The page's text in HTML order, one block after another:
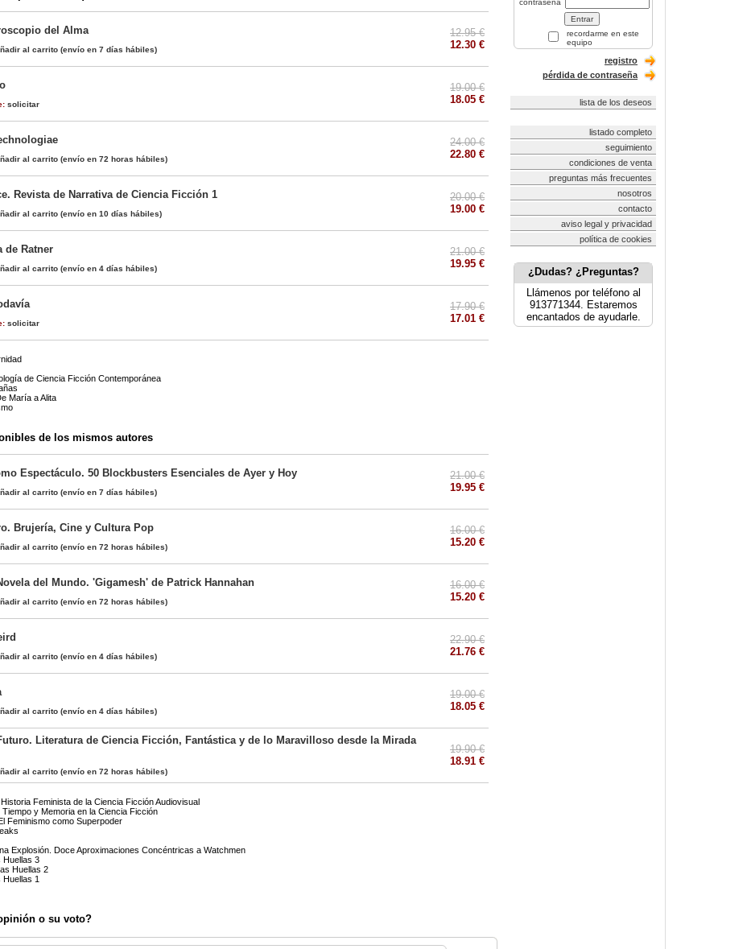
del Alma
al carrito (envío en 7 días hábiles)
12.95 €
12.30 €
solicitar
19.00 €
18.05 €
al carrito (envío en 72 horas hábiles)
24.00 €
22.80 €
Revista de Narrativa de Ciencia Ficción 1
al carrito (envío en 10 días hábiles)
20.00 €
19.00 €
de Ratner
al carrito (envío en 4 días hábiles)
21.00 €
19.95 €
solicitar
17.90 €
17.01 €
de Ciencia Ficción Contemporánea
María a Alita
de los mismos autores
Espectáculo. 50 Blockbusters Esenciales de Ayer y Hoy
al carrito (envío en 7 días hábiles)
21.00 €
19.95 €
Brujería, Cine y Cultura Pop
al carrito (envío en 72 horas hábiles)
16.00 €
15.20 €
del Mundo. 'Gigamesh' de Patrick Hannahan
al carrito (envío en 72 horas hábiles)
16.00 €
15.20 €
al carrito (envío en 4 días hábiles)
22.90 €
21.76 €
al carrito (envío en 4 días hábiles)
19.00 €
18.05 €
Literatura de Ciencia Ficción, Fantástica y de lo Maravilloso desde la Mirada
al carrito (envío en 72 horas hábiles)
19.90 €
18.91 €
Feminista de la Ciencia Ficción Audiovisual
y Memoria en la Ciencia Ficción
Feminismo como Superpoder
Explosión. Doce Aproximaciones Concéntricas a Watchmen
Huellas 3
Huellas 2
1
o su voto?
contraseña
recordarme en este
equipo
registro
pérdida de contraseña
lista de los deseos
listado completo
seguimiento
condiciones de venta
preguntas más frecuentes
nosotros
contacto
aviso legal y privacidad
política de cookies
¿Dudas? ¿Preguntas?
Llámenos por teléfono al
913771344. Estaremos
encantados de ayudarle.